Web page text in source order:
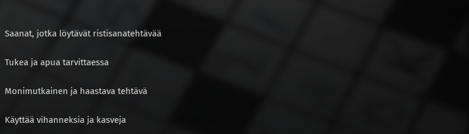
Saanat, jotka löytävät ristisanatehtävää
Tukea ja apua tarvittaessa
Monimutkainen ja haastava tehtävä
Käyttää vihanneksia ja kasveja